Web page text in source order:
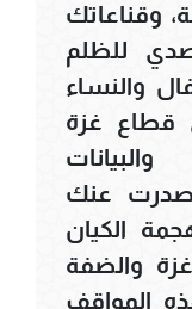
وقناعاتك
للظلم
والنساء
قطاع غزة
صدرت عنك
الكيان
والضفة
المواقف